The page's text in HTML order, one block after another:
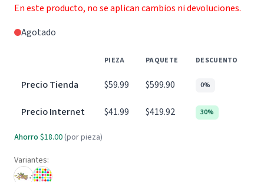
En este producto, no se aplican cambios ni devoluciones.
Agotado
PIEZA PAQUETE DESCUENTO
Precio Tienda $59.99 $599.90 0%
Precio Internet $41.99 $419.92 30%
Ahorro $18.00 (por pieza)
Variantes: